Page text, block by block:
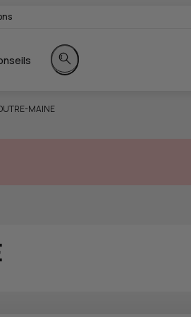
Rechercher sur le site
MAINE